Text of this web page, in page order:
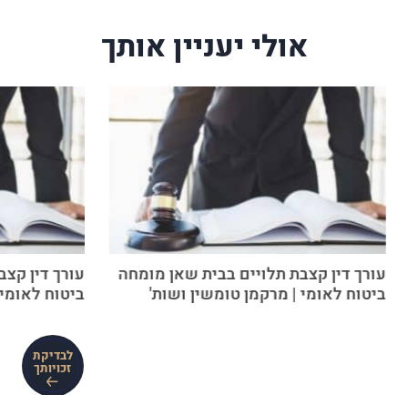
אולי יעניין אותך
עורך דין קצבת תלויים בבית שאן מומחה
ביטוח לאומי | מרקמן טומשין ושות'
עורך דין
ביטוח
לבדיקת
זכויותך